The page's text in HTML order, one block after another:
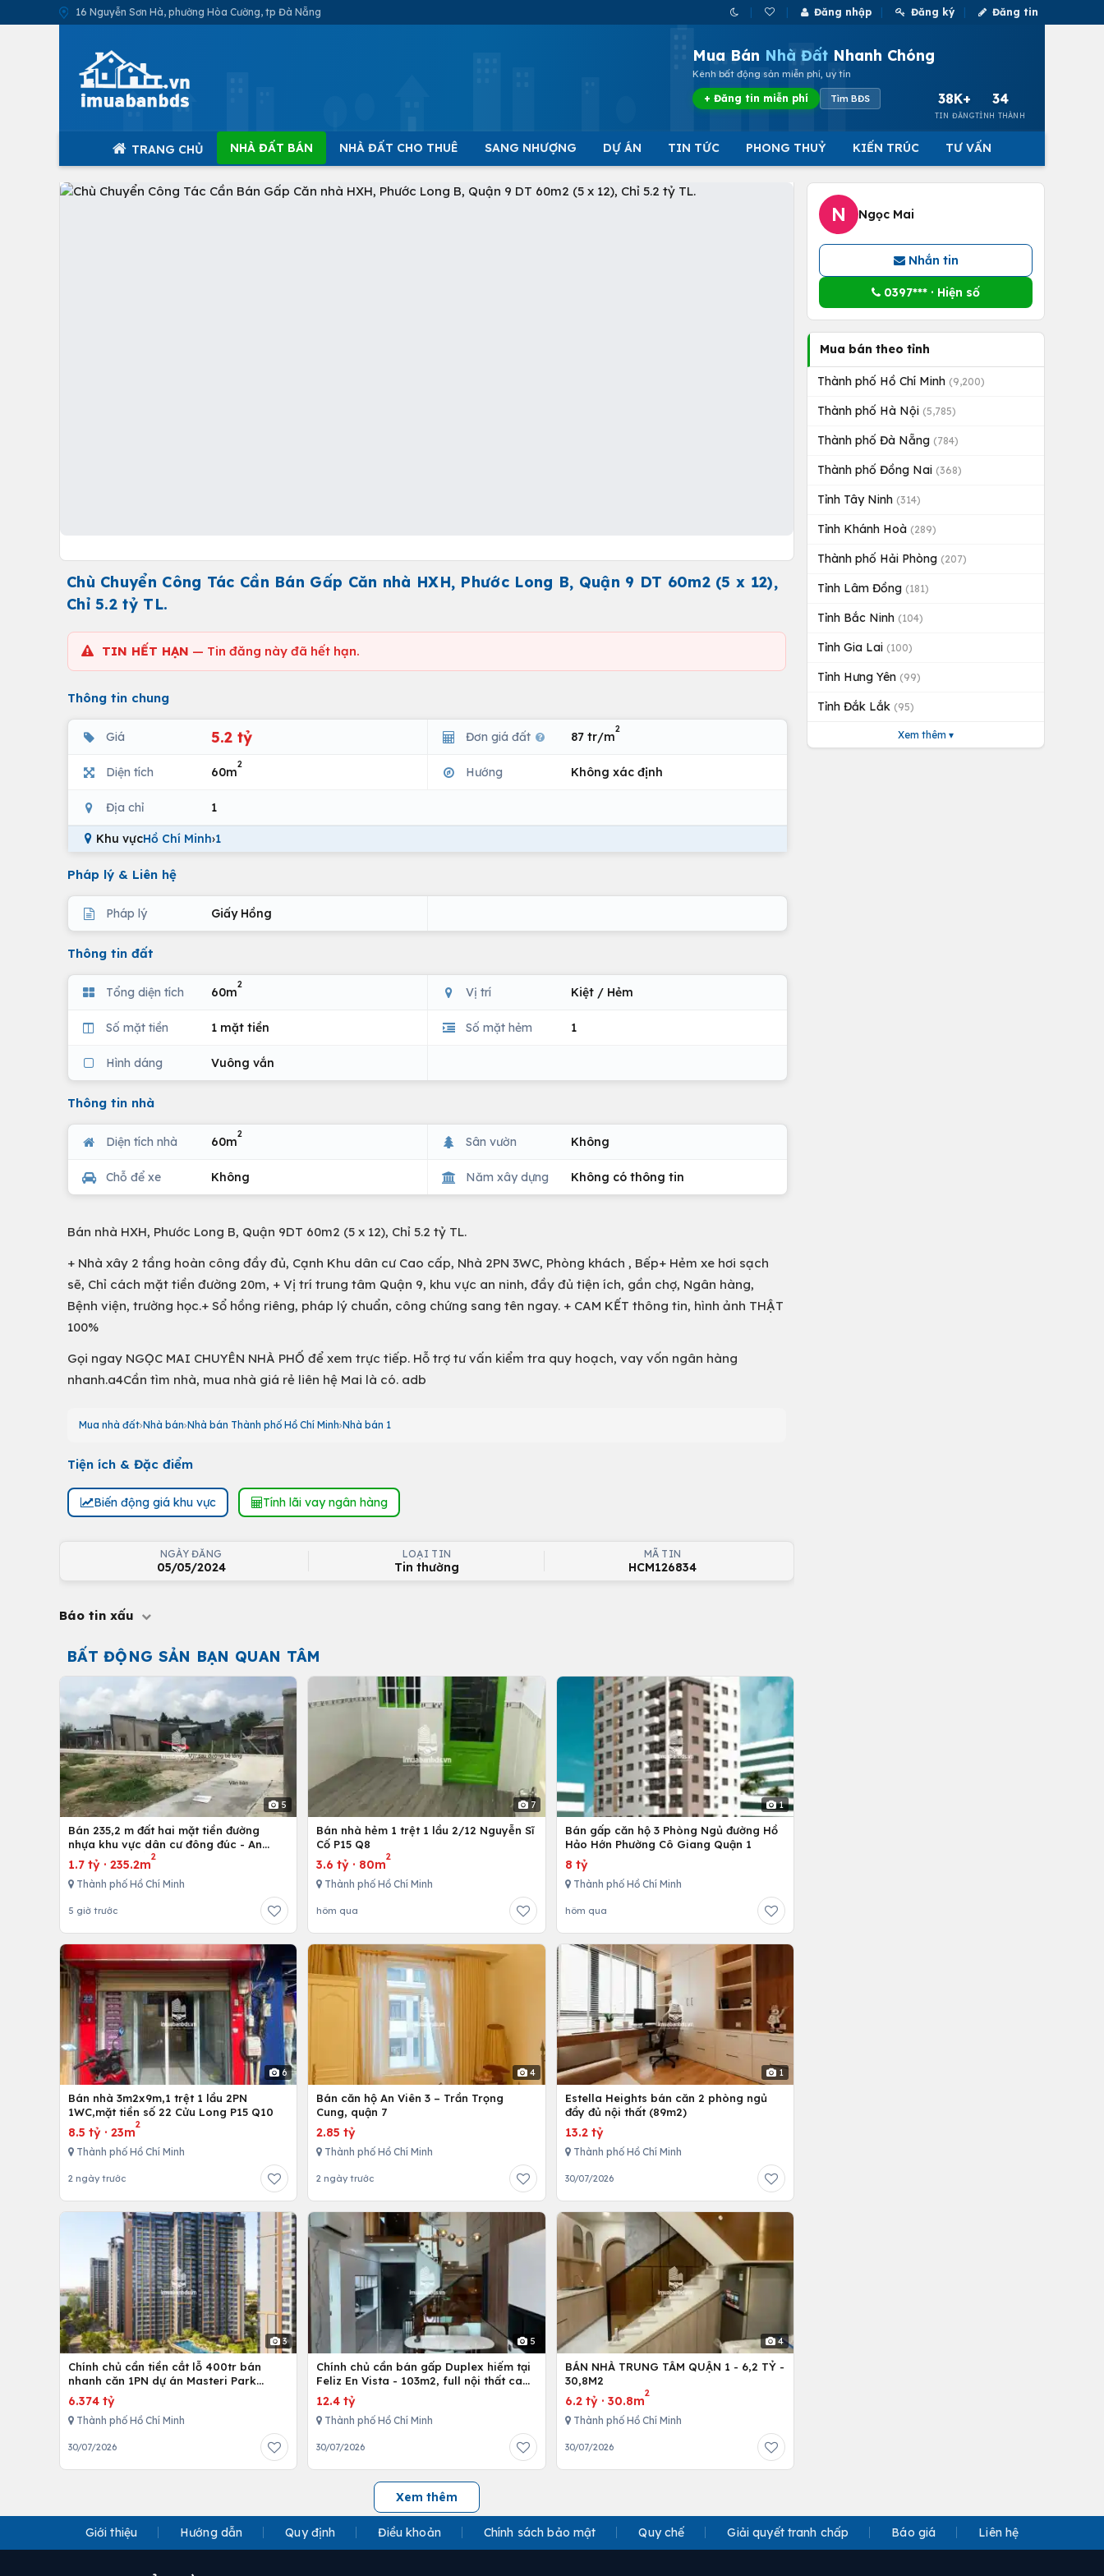
16 Nguyễn Sơn Hà, phường Hòa Cường, tp Đà Nẵng Đăng nhập Đăng ký Đăng tin
Mua Bán Nhà Đất Nhanh Chóng
Kênh bất động sản miễn phí, uy tín
+ Đăng tin miễn phí Tìm BĐS 38K+
TIN ĐĂNG
34
TỈNH THÀNH
TRANG CHỦ NHÀ ĐẤT BÁN NHÀ ĐẤT CHO THUÊ SANG NHƯỢNG DỰ ÁN TIN TỨC PHONG THUỶ KIẾN TRÚC TƯ VẤN
Chù Chuyển Công Tác Cần Bán Gấp Căn nhà HXH, Phước Long B, Quận 9 DT 60m2 (5 x 12),
Chỉ 5.2 tỷ TL.
TIN HẾT HẠN — Tin đăng này đã hết hạn.
Thông tin chung
Giá 5.2 tỷ Đơn giá đất 87 tr/m
2
Diện tích 60m
2
Hướng Không xác định
Địa chỉ 1
Khu vựcHồ Chí Minh›1
Pháp lý & Liên hệ
Pháp lý Giấy Hồng
Thông tin đất
Tổng diện tích 60m
2
Vị trí Kiệt / Hẻm
Số mặt tiền 1 mặt tiền Số mặt hẻm 1
Hình dáng Vuông vắn
Thông tin nhà
Diện tích nhà 60m
2
Sân vườn Không
Chỗ để xe Không Năm xây dựng Không có thông tin
Bán nhà HXH, Phước Long B, Quận 9DT 60m2 (5 x 12), Chỉ 5.2 tỷ TL.
+ Nhà xây 2 tầng hoàn công đầy đủ, Cạnh Khu dân cư Cao cấp, Nhà 2PN 3WC, Phòng khách , Bếp+ Hẻm xe hơi sạch
sẽ, Chỉ cách mặt tiền đường 20m, + Vị trí trung tâm Quận 9, khu vực an ninh, đầy đủ tiện ích, gần chợ, Ngân hàng,
Bệnh viện, trường học.+ Sổ hồng riêng, pháp lý chuẩn, công chứng sang tên ngay. + CAM KẾT thông tin, hình ảnh THẬT
100%
Gọi ngay NGỌC MAI CHUYÊN NHÀ PHỐ để xem trực tiếp. Hỗ trợ tư vấn kiểm tra quy hoạch, vay vốn ngân hàng
nhanh.a4Cần tìm nhà, mua nhà giá rẻ liên hệ Mai là có. adb
Mua nhà đất Nhà bán Nhà bán Thành phố Hồ Chí Minh Nhà bán 1
Tiện ích & Đặc điểm
Biến động giá khu vực Tính lãi vay ngân hàng
NGÀY ĐĂNG
05/05/2024
LOẠI TIN
Tin thường
MÃ TIN
HCM126834
Báo tin xấu
BẤT ĐỘNG SẢN BẠN QUAN TÂM
5
Bán 235,2 m đất hai mặt tiền đường
nhựa khu vực dân cư đông đúc - An
nhứt-Long Điền - Bà Rịa
1.7 tỷ · 235.2m
2
Thành phố Hồ Chí Minh
5 giờ trước
7
Bán nhà hẻm 1 trệt 1 lầu 2/12 Nguyễn Sĩ
Cố P15 Q8
3.6 tỷ · 80m
2
Thành phố Hồ Chí Minh
hôm qua
1
Bán gấp căn hộ 3 Phòng Ngủ đường Hồ
Hảo Hớn Phường Cô Giang Quận 1
8 tỷ
Thành phố Hồ Chí Minh
hôm qua
6
Bán nhà 3m2x9m,1 trệt 1 lầu 2PN
1WC,mặt tiền số 22 Cửu Long P15 Q10
8.5 tỷ · 23m
2
Thành phố Hồ Chí Minh
2 ngày trước
4
Bán căn hộ An Viên 3 – Trần Trọng
Cung, quận 7
2.85 tỷ
Thành phố Hồ Chí Minh
2 ngày trước
1
Estella Heights bán căn 2 phòng ngủ
đầy đủ nội thất (89m2)
13.2 tỷ
Thành phố Hồ Chí Minh
30/07/2026
3
Chính chủ cần tiền cắt lỗ 400tr bán
nhanh căn 1PN dự án Masteri Park
Place
6.374 tỷ
Thành phố Hồ Chí Minh
30/07/2026
5
Chính chủ cần bán gấp Duplex hiếm tại
Feliz En Vista - 103m2, full nội thất cao
cấp
12.4 tỷ
Thành phố Hồ Chí Minh
30/07/2026
4
BÁN NHÀ TRUNG TÂM QUẬN 1 - 6,2 TỶ -
30,8M2
6.2 tỷ· 30.8m
2
Thành phố Hồ Chí Minh
30/07/2026
Xem thêm
N Ngọc Mai
Nhắn tin
0397*** · Hiện số
Mua bán theo tỉnh
Thành phố Hồ Chí Minh (9,200)
Thành phố Hà Nội (5,785)
Thành phố Đà Nẵng (784)
Thành phố Đồng Nai (368)
Tỉnh Tây Ninh (314)
Tỉnh Khánh Hoà (289)
Thành phố Hải Phòng (207)
Tỉnh Lâm Đồng (181)
Tỉnh Bắc Ninh (104)
Tỉnh Gia Lai (100)
Tỉnh Hưng Yên (99)
Tỉnh Đắk Lắk (95)
Xem thêm ▾
Giới thiệu Hướng dẫn Quy định Điều khoản Chính sách bảo mật Quy chế Giải quyết tranh chấp Báo giá Liên hệ